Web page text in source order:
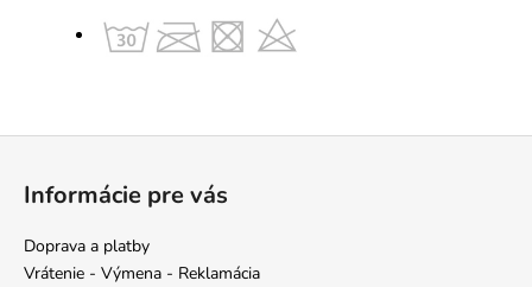
Informácie pre vás
Doprava a platby
Vrátenie - Výmena - Reklamácia